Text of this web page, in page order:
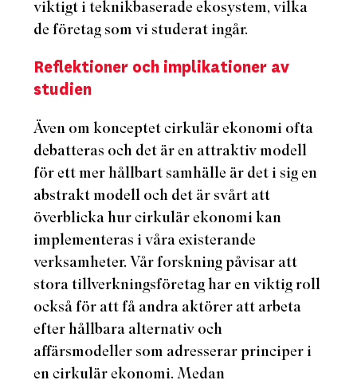
viktigt i teknikbaserade ekosystem, vilka
de företag som vi studerat ingår.
Reflektioner och implikationer av
studien
Även om konceptet cirkulär ekonomi ofta
debatteras och det är en attraktiv modell
för ett mer hållbart samhälle är det i sig en
abstrakt modell och det är svårt att
överblicka hur cirkulär ekonomi kan
implementeras i våra existerande
verksamheter. Vår forskning påvisar att
stora tillverkningsföretag har en viktig roll
också för att få andra aktörer att arbeta
efter hållbara alternativ och
affärsmodeller som adresserar principer i
en cirkulär ekonomi. Medan